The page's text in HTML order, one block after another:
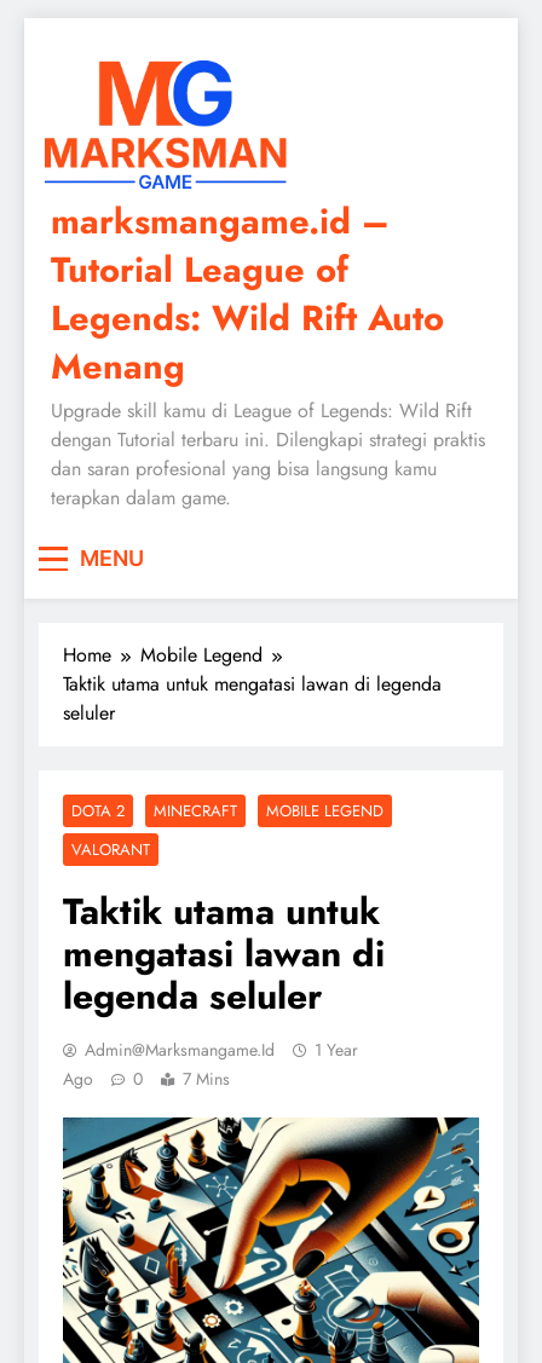
marksmangame.id –
Tutorial League of
Legends: Wild Rift Auto
Menang
Upgrade skill kamu di League of Legends: Wild Rift
dengan Tutorial terbaru ini. Dilengkapi strategi praktis
dan saran profesional yang bisa langsung kamu
terapkan dalam game.
MENU
Home
Mobile Legend
Taktik utama untuk mengatasi lawan di legenda
seluler
DOTA 2 MINECRAFT
MOBILE LEGEND
VALORANT
Taktik utama untuk
mengatasi lawan di
legenda seluler
Admin@marksmangame.id
1 Year
Ago
0 7 Mins